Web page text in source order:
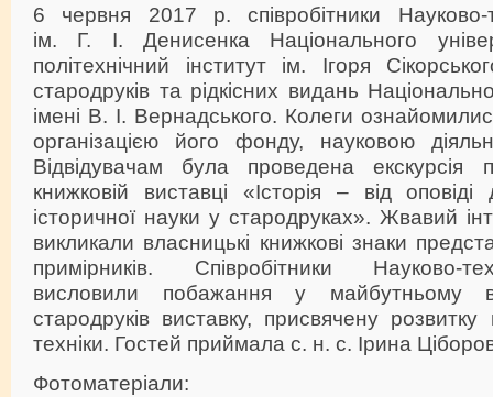
6 червня 2017 р. співробітники Науково-
ім. Г. І. Денисенка Національного
політехнічний інститут ім. Ігоря
стародруків та рідкісних видань
імені В. І. Вернадського. Колеги
організацією його фонду, науковою
Відвідувачам була проведена екскурсія
книжковій виставці «Історія – від
історичної науки у стародруках». Жвавий
викликали власницькі книжкові знаки
примірників. Співробітники Науково-
висловили побажання у майбутньому
стародруків виставку, присвячену
техніки. Гостей приймала с. н. с. Ірина
Фотоматеріали: